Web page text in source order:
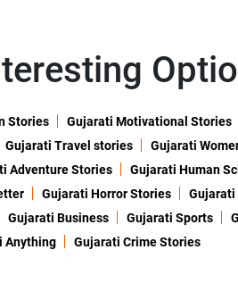
Stories Gujarati Motivational Stories
Gujarati Travel stories Gujarati
Adventure Stories Gujarati Human
Gujarati Horror Stories Gujarati
Gujarati Business Gujarati Sports
Anything
Gujarati Crime Stories